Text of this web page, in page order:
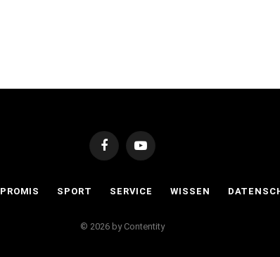
FacebookYouTube
PROMIS SPORT SERVICE WISSEN
© 2026 by Contentity